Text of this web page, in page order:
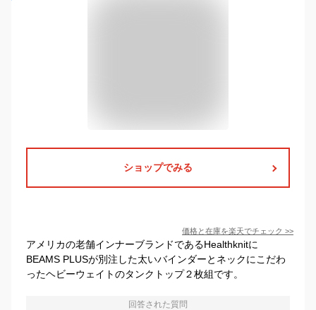
ショップでみる
価格と在庫を楽天でチェック >>
アメリカの老舗インナーブランドであるHealthknitに
BEAMS PLUSが別注した太いバインダーとネックにこだわ
ったヘビーウェイトのタンクトップ２枚組です。
回答された質問